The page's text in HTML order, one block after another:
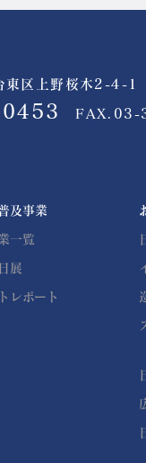
公益社団法人 日展
区上野桜木2-4-1
FAX.03-
及事業
一覧
展
レポート